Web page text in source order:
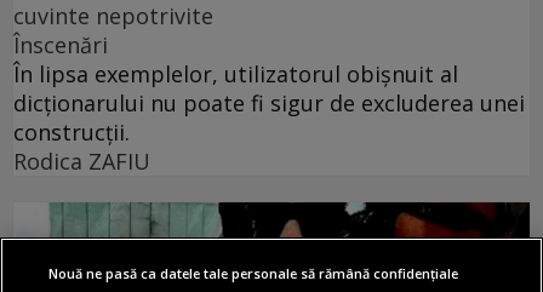
cuvinte nepotrivite
Înscenări
În lipsa exemplelor, utilizatorul obișnuit al
dicționarului nu poate fi sigur de excluderea unei
construcții.
Rodica ZAFIU
Nouă ne pasă ca datele tale personale să rămână confidențiale